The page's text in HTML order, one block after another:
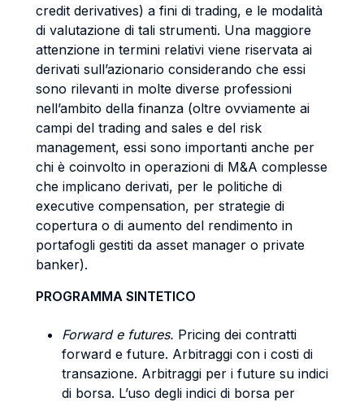
credit derivatives) a fini di trading, e le modalità
di valutazione di tali strumenti. Una maggiore
attenzione in termini relativi viene riservata ai
derivati sull’azionario considerando che essi
sono rilevanti in molte diverse professioni
nell’ambito della finanza (oltre ovviamente ai
campi del trading and sales e del risk
management, essi sono importanti anche per
chi è coinvolto in operazioni di M&A complesse
che implicano derivati, per le politiche di
executive compensation, per strategie di
copertura o di aumento del rendimento in
portafogli gestiti da asset manager o private
banker).
PROGRAMMA SINTETICO
Forward e futures. Pricing dei contratti
forward e future. Arbitraggi con i costi di
transazione. Arbitraggi per i future su indici
di borsa. L’uso degli indici di borsa per